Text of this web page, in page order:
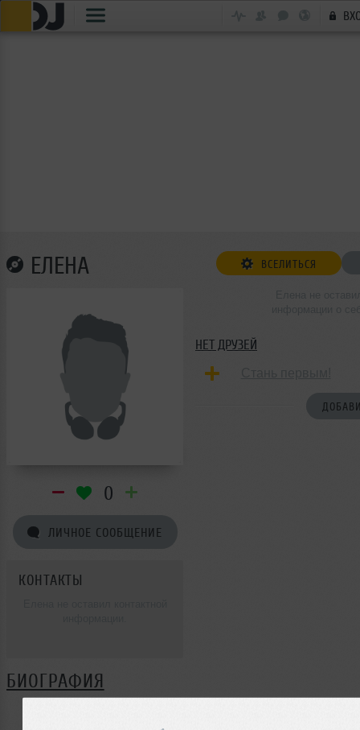
ЕЛЕНА ВСЕЛИТЬСЯ
0
ЛИЧНОЕ СООБЩЕНИЕ
КОНТАКТЫ
НЕТ ДРУЗЕЙ
БИОГРАФИЯ